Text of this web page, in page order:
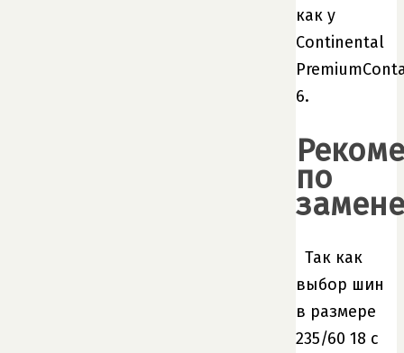
как у
Continental
6.
по
замене
Так как
выбор шин
в размере
235/60 18 с